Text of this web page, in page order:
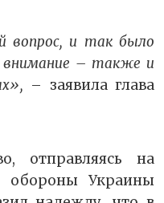
вопрос, и так было
внимание – также и
– заявила глава
отправляясь на
обороны Украины